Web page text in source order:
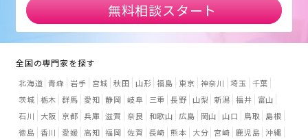
無料相談スタート
全国の専門家を探す
北海道 青森 岩手 宮城 秋田 山形 福島 東京 神奈川 埼玉
千葉
茨城 栃木 群馬 愛知 静岡 岐阜 三重 長野 山梨 新潟 福井
富山
石川
大阪 京都 兵庫 滋賀 奈良 和歌山 広島 岡山 山口 鳥取
島根
徳島 香川 愛媛 高知 福岡 佐賀 長崎 熊本 大分 宮崎 鹿児島 沖縄